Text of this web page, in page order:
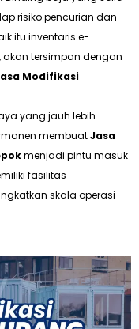
risiko pencurian dan
itu inventaris e-
tersimpan dengan
Modifikasi
yang jauh lebih
membuatJasa
menjadi pintu masuk
fasilitas
skala operasi